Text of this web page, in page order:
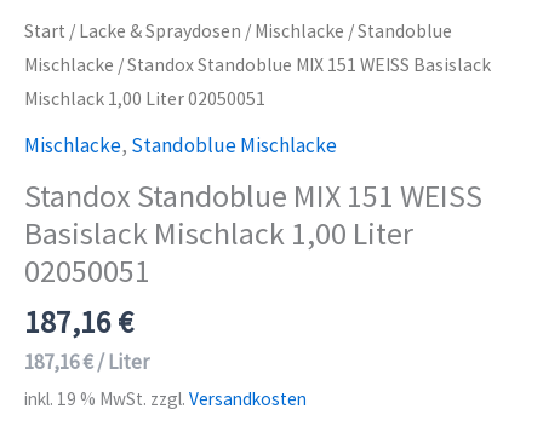
Start / Lacke & Spraydosen / Mischlacke /Standoblue
Mischlacke / Standox Standoblue MIX 151 WEISS Basislack
Mischlack 1,00 Liter 02050051
Mischlacke, Standoblue Mischlacke
Standox Standoblue MIX 151 WEISS
Basislack Mischlack 1,00 Liter
02050051
187,16€
187,16€/Liter
inkl. 19 % MwSt. zzgl. Versandkosten